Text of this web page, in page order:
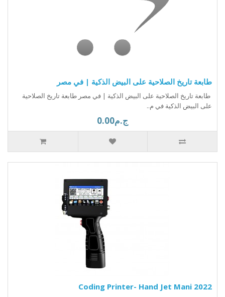
طابعة تاريخ الصلاحية على البيض الذكية | في مصر
طابعة تاريخ الصلاحية على البيض الذكية | في مصر طابعة تاريخ الصلاحية
على البيض الذكية في م..
ج.م0.00
Coding Printer- Hand Jet Mani 2022